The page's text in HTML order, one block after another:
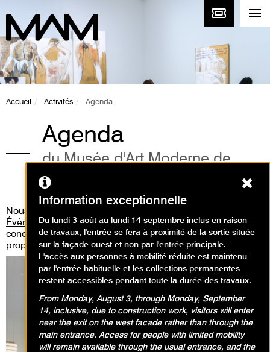
Accueil Activités Agenda
Agenda
du Musée d'Art Moderne de
Paris
Nous vous invitons aussi à consulter
Événements» où vous pourrez découvrir les performances,
concert live, workshop, médiation guidée que nous
proposons.
Expositions en cours
Information exceptionnelle
Du lundi 3 août au lundi 14 septembre inclus en raison
de travaux, l'entrée se fera à proximité de la sortie située
sur la façade ouest et non par l'entrée principale.
L'accès aux personnes à mobilité réduite est maintenu
par l'entrée habituelle et les collections permanentes
restent accessibles pendant toute la durée des travaux.
From Monday, August 3, through Monday, September
14, inclusive, due to construction work, visitors will enter
near the exit on the west facade rather than through the
main entrance. Access for people with limited mobility
will remain available through the usual entrance, and the